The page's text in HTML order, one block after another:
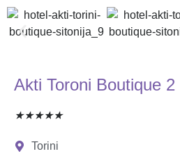
Akti Toroni Boutique 2
★★★★★
Torini